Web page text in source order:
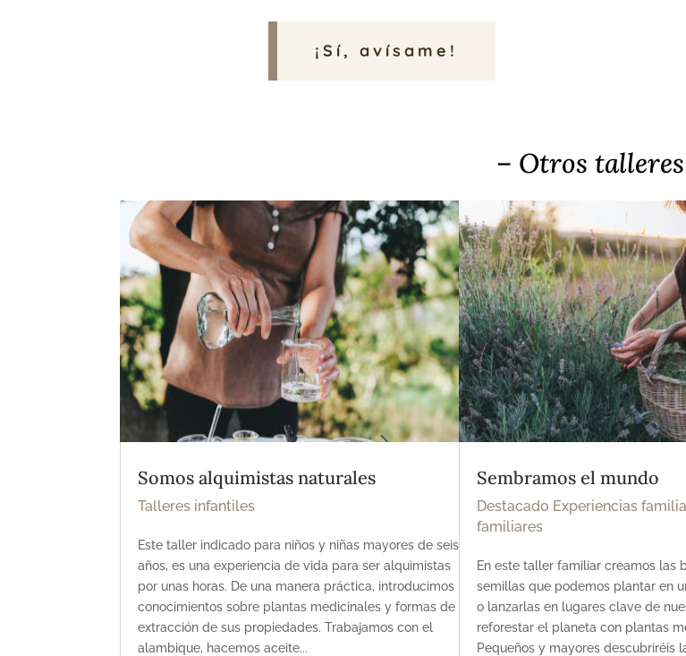
¡Sí, avísame!
– Otros
Somos alquimistas naturales
Talleres infantiles
Este taller indicado para niños y niñas mayores de seis
años, es una experiencia de vida para ser alquimistas
por unas horas. De una manera práctica, introducimos
conocimientos sobre plantas medicinales y formas de
extracción de sus propiedades. Trabajamos con el
alambique, hacemos aceite...
Sembramos el mundo
Destacado Experiencias
familiares
En este taller familiar creamos las
semillas que podemos plantar en
o lanzarlas en lugares clave de
reforestar el planeta con plantas
Pequeños y mayores descubriréis